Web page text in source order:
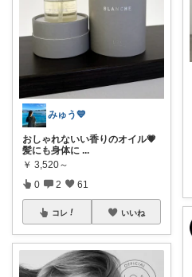
みゅう💙
おしゃれないい香りのオイル💗
髪にも身体に ...
￥ 3,520～
0 2 61
コレ いいね